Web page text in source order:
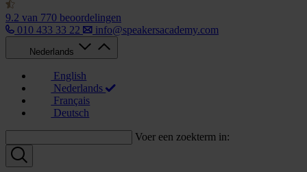
9.2 van 770 beoordelingen
010 433 33 22
info@speakersacademy.com
Nederlands
English
Nederlands
Français
Deutsch
Voer een zoekterm in: